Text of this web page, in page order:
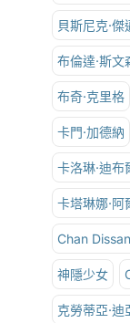
貝斯尼克·傑
布倫達·斯文
布奇·克里格
卡門·加德納
卡洛琳·迪布
卡塔琳娜·阿
Chan
神隱少女
克勞蒂亞·迪